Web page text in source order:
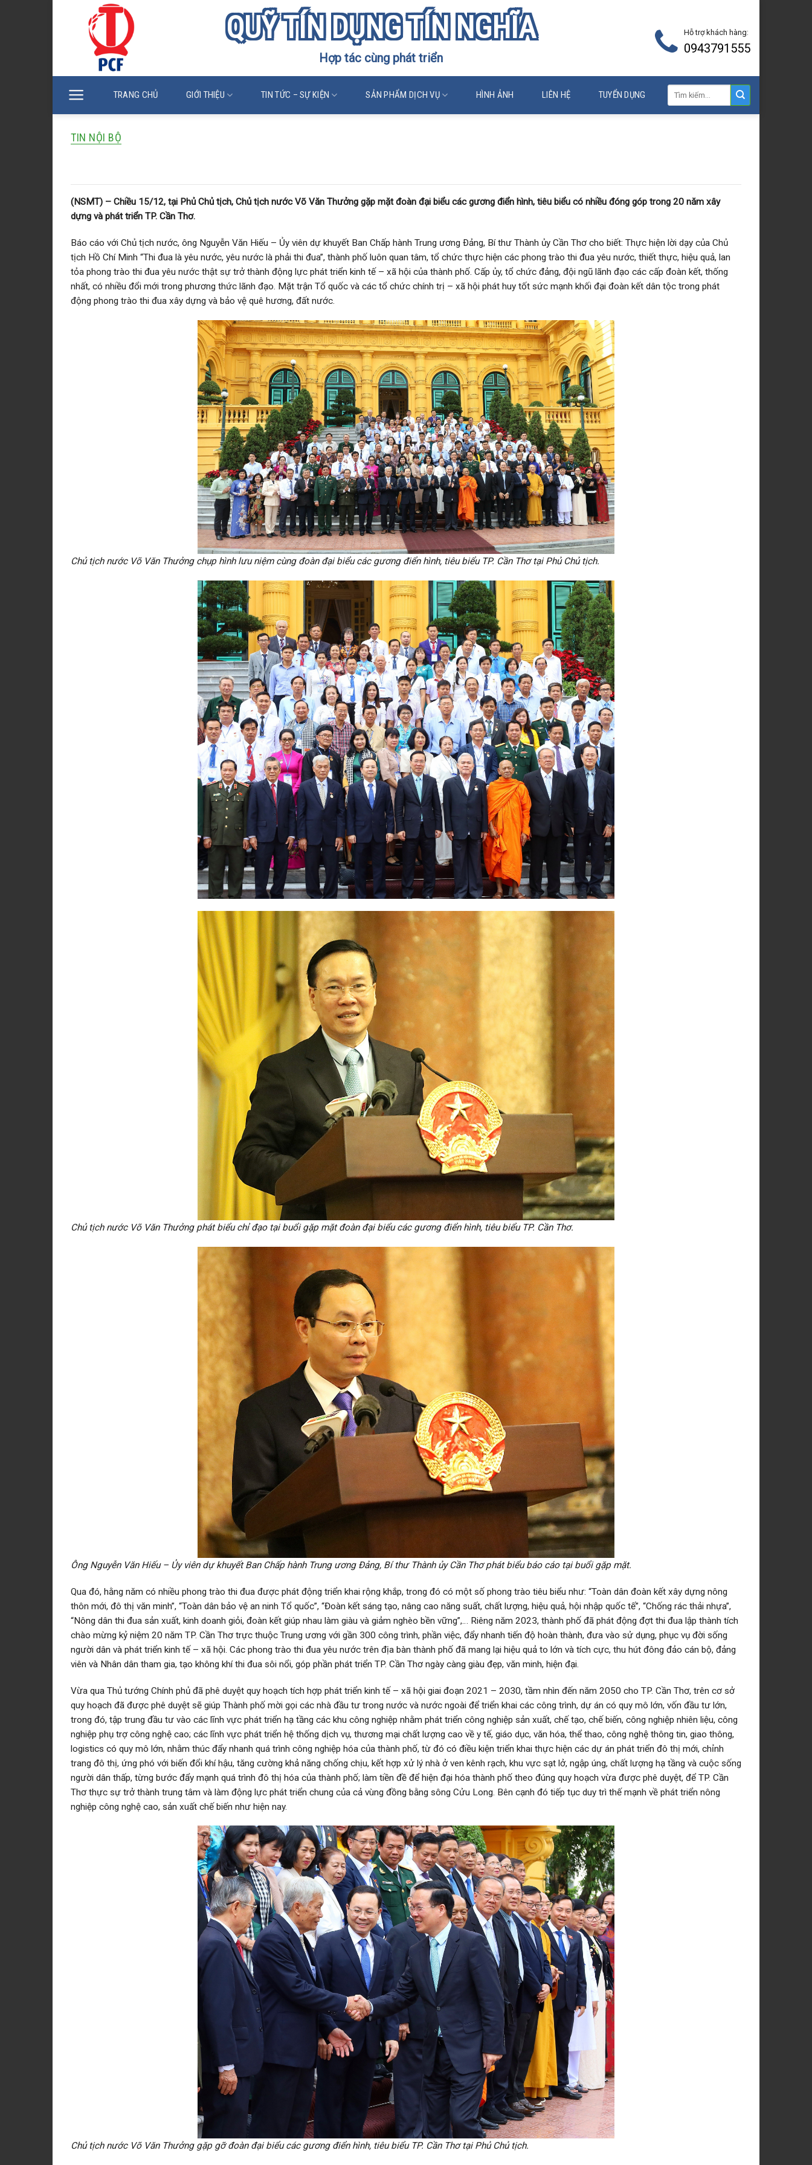
QUỸ TÍN DỤNG TÍN NGHĨA
Hợp tác cùng phát triển
Hỗ trợ khách hàng:
0943791555
TRANG CHỦ GIỚI THIỆU TIN TỨC – SỰ KIỆN SẢN PHẨM DỊCH VỤ HÌNH ẢNH LIÊN HỆ TUYỂN DỤNG
TIN NỘI BỘ
(NSMT) – Chiều 15/12, tại Phủ Chủ tịch, Chủ tịch nước Võ Văn Thưởng gặp mặt đoàn đại biểu các gương điển hình, tiêu biểu có nhiều đóng góp trong 20 năm xây
dựng và phát triển TP. Cần Thơ.
Báo cáo với Chủ tịch nước, ông Nguyễn Văn Hiếu – Ủy viên dự khuyết Ban Chấp hành Trung ương Ðảng, Bí thư Thành ủy Cần Thơ cho biết: Thực hiện lời dạy của Chủ
tịch Hồ Chí Minh “Thi đua là yêu nước, yêu nước là phải thi đua”, thành phố luôn quan tâm, tổ chức thực hiện các phong trào thi đua yêu nước, thiết thực, hiệu quả, lan
tỏa phong trào thi đua yêu nước thật sự trở thành động lực phát triển kinh tế – xã hội của thành phố. Cấp ủy, tổ chức đảng, đội ngũ lãnh đạo các cấp đoàn kết, thống
nhất, có nhiều đổi mới trong phương thức lãnh đạo. Mặt trận Tổ quốc và các tổ chức chính trị – xã hội phát huy tốt sức mạnh khối đại đoàn kết dân tộc trong phát
động phong trào thi đua xây dựng và bảo vệ quê hương, đất nước.
Chủ tịch nước Võ Văn Thưởng chụp hình lưu niệm cùng đoàn đại biểu các gương điển hình, tiêu biểu TP. Cần Thơ tại Phủ Chủ tịch.
Chủ tịch nước Võ Văn Thưởng phát biểu chỉ đạo tại buổi gặp mặt đoàn đại biểu các gương điển hình, tiêu biểu TP. Cần Thơ.
Ông Nguyễn Văn Hiếu – Ủy viên dự khuyết Ban Chấp hành Trung ương Ðảng, Bí thư Thành ủy Cần Thơ phát biểu báo cáo tại buổi gặp mặt.
Qua đó, hằng năm có nhiều phong trào thi đua được phát động triển khai rộng khắp, trong đó có một số phong trào tiêu biểu như: “Toàn dân đoàn kết xây dựng nông
thôn mới, đô thị văn minh”, “Toàn dân bảo vệ an ninh Tổ quốc”, “Đoàn kết sáng tạo, nâng cao năng suất, chất lượng, hiệu quả, hội nhập quốc tế”, “Chống rác thải nhựa”,
“Nông dân thi đua sản xuất, kinh doanh giỏi, đoàn kết giúp nhau làm giàu và giảm nghèo bền vững”,… Riêng năm 2023, thành phố đã phát động đợt thi đua lập thành tích
chào mừng kỷ niệm 20 năm TP. Cần Thơ trực thuộc Trung ương với gần 300 công trình, phần việc, đẩy nhanh tiến độ hoàn thành, đưa vào sử dụng, phục vụ đời sống
người dân và phát triển kinh tế – xã hội. Các phong trào thi đua yêu nước trên địa bàn thành phố đã mang lại hiệu quả to lớn và tích cực, thu hút đông đảo cán bộ, đảng
viên và Nhân dân tham gia, tạo không khí thi đua sôi nổi, góp phần phát triển TP. Cần Thơ ngày càng giàu đẹp, văn minh, hiện đại.
Vừa qua Thủ tướng Chính phủ đã phê duyệt quy hoạch tích hợp phát triển kinh tế – xã hội giai đoạn 2021 – 2030, tầm nhìn đến năm 2050 cho TP. Cần Thơ, trên cơ sở
quy hoạch đã được phê duyệt sẽ giúp Thành phố mời gọi các nhà đầu tư trong nước và nước ngoài để triển khai các công trình, dự án có quy mô lớn, vốn đầu tư lớn,
trong đó, tập trung đầu tư vào các lĩnh vực phát triển hạ tầng các khu công nghiệp nhằm phát triển công nghiệp sản xuất, chế tạo, chế biến, công nghiệp nhiên liệu, công
nghiệp phụ trợ công nghệ cao; các lĩnh vực phát triển hệ thống dịch vụ, thương mại chất lượng cao về y tế, giáo dục, văn hóa, thể thao, công nghệ thông tin, giao thông,
logistics có quy mô lớn, nhằm thúc đẩy nhanh quá trình công nghiệp hóa của thành phố, từ đó có điều kiện triển khai thực hiện các dự án phát triển đô thị mới, chỉnh
trang đô thị, ứng phó với biến đổi khí hậu, tăng cường khả năng chống chịu, kết hợp xử lý nhà ở ven kênh rạch, khu vực sạt lở, ngập úng, chất lượng hạ tầng và cuộc sống
người dân thấp, từng bước đẩy mạnh quá trình đô thị hóa của thành phố; làm tiền đề để hiện đại hóa thành phố theo đúng quy hoạch vừa được phê duyệt, để TP. Cần
Thơ thực sự trở thành trung tâm và làm động lực phát triển chung của cả vùng đồng bằng sông Cửu Long. Bên cạnh đó tiếp tục duy trì thế mạnh về phát triển nông
nghiệp công nghệ cao, sản xuất chế biến như hiện nay.
Chủ tịch nước Võ Văn Thưởng gặp gỡ đoàn đại biểu các gương điển hình, tiêu biểu TP. Cần Thơ tại Phủ Chủ tịch.